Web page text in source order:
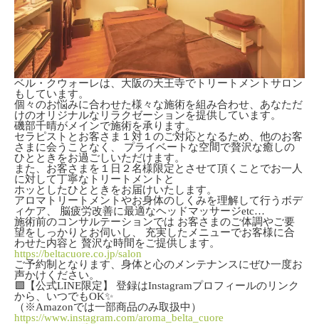
ベル・クウォーレは、大阪の天王寺でトリートメントサロン
もしています。
個々のお悩みに合わせた様々な施術を組み合わせ、あなただ
けのオリジナルなリラクゼーションを提供しています。
磯部千晴がメインで施術を承ります。
セラピストとお客さま１対１のご対応となるため、他のお客
さまに会うことなく、 プライベートな空間で贅沢な癒しの
ひとときをお過ごしいただけます。
また、お客さまを１日２名様限定とさせて頂くことでお一人
に対して丁寧なトリートメントと
ホッとしたひとときをお届けいたします。
アロマトリートメントやお身体のしくみを理解して行うボデ
ィケア、 脳疲労改善に最適なヘッドマッサージetc…
施術前のコンサルテーションでは お客さまのご体調やご要
望をしっかりとお伺いし、 充実したメニューでお客様に合
わせた内容と 贅沢な時間をご提供します。
https://beltacuore.co.jp/salon
ご予約制となります、身体と心のメンテナンスにぜひ一度お
声かけください。
🟩【公式LINE限定】 登録はInstagramプロフィールのリンク
から、いつでもOK✨
（※Amazonでは一部商品のみ取扱中）
https://www.instagram.com/aroma_belta_cuore